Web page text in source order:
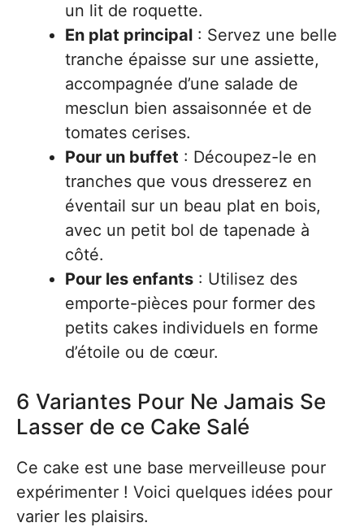
un lit de roquette.
En plat principal : Servez une belle
tranche épaisse sur une assiette,
accompagnée d’une salade de
mesclun bien assaisonnée et de
tomates cerises.
Pour un buffet : Découpez-le en
tranches que vous dresserez en
éventail sur un beau plat en bois,
avec un petit bol de tapenade à
côté.
Pour les enfants : Utilisez des
emporte-pièces pour former des
petits cakes individuels en forme
d’étoile ou de cœur.
6 Variantes Pour Ne Jamais Se
Lasser de ce Cake Salé
Ce cake est une base merveilleuse pour
expérimenter ! Voici quelques idées pour
varier les plaisirs.